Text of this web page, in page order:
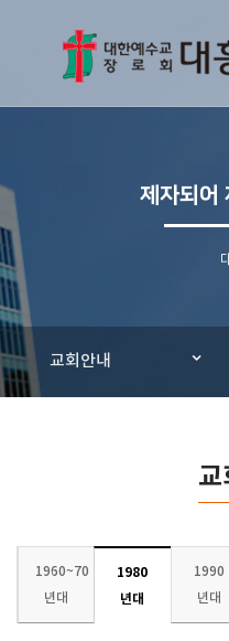
제자되어
교회안내
교
1960~70
년대
1980
년대
1990
년대